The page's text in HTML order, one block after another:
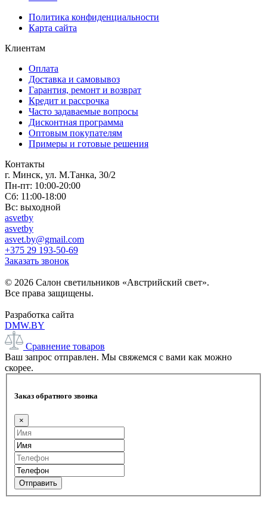
Политика конфиденциальности
Карта сайта
Клиентам
Оплата
Доставка и самовывоз
Гарантия, ремонт и возврат
Кредит и рассрочка
Часто задаваемые вопросы
Дисконтная программа
Оптовым покупателям
Примеры и готовые решения
Контакты
г. Минск, ул. М.Танка, 30/2
Пн-пт: 10:00-20:00
Сб: 11:00-18:00
Вс: выходной
asvetby
asvetby
asvet.by@gmail.com
+375 29 193-50-69
Заказать звонок
© 2026 Салон светильников «Австрийский свет».
Все права защищены.
Разработка сайта
DMW.BY
Сравнение товаров
Ваш запрос отправлен. Мы свяжемся с вами как можно
скорее.
Заказ обратного звонка
×
Отправить